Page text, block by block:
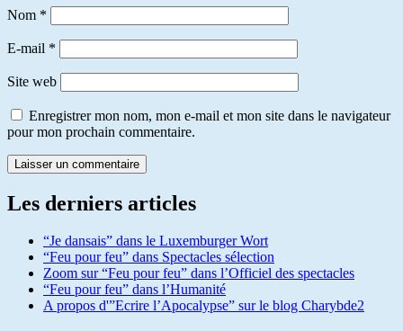
Nom *
E-mail *
Site web
Enregistrer mon nom, mon e-mail et mon site dans le navigateur
pour mon prochain commentaire.
Les derniers articles
“Je dansais” dans le Luxemburger Wort
“Feu pour feu” dans Spectacles sélection
Zoom sur “Feu pour feu” dans l’Officiel des spectacles
“Feu pour feu” dans l’Humanité
A propos d'”Ecrire l’Apocalypse” sur le blog Charybde2